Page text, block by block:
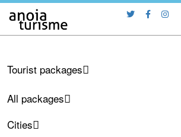
Tourist packages
All packages
Cities